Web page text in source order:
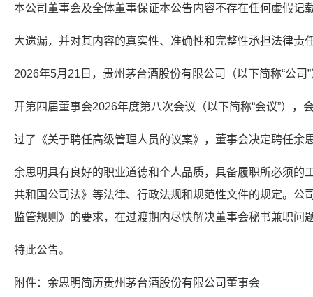
本公司董事会及全体董事保证本公告内容不存在任何虚假记
大遗漏，并对其内容的真实性、准确性和完整性承担法律责
2026年5月21日，贵州茅台酒股份有限公司（以下简称“公司
开第四届董事会2026年度第八次会议（以下简称“会议”），
过了《关于聘任高级管理人员的议案》，董事会决定聘任余
余思明具有良好的职业道德和个人品质，具备履职所必须的
共和国公司法》等法律、行政法规和规范性文件的规定。公
监管规则》的要求，在过渡期内尽快解决董事会秘书兼职问
特此公告。
附件：余思明简历贵州茅台酒股份有限公司董事会